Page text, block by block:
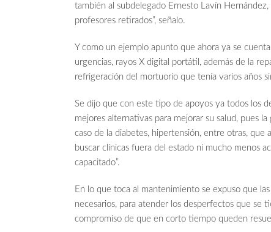
también al subdelegado Ernesto Lavín
profesores retirados”, señalo.
Y como un ejemplo apunto que ahora ya se
urgencias, rayos X digital portátil, además de la
refrigeración del mortuorio que tenía varios años
Se dijo que con este tipo de apoyos ya todos los
mejores alternativas para mejorar su salud, pues
caso de la diabetes, hipertensión, entre otras,
buscar clínicas fuera del estado ni mucho menos
capacitado”.
En lo que toca al mantenimiento se expuso que
necesarios, para atender los desperfectos que se
compromiso de que en corto tiempo queden